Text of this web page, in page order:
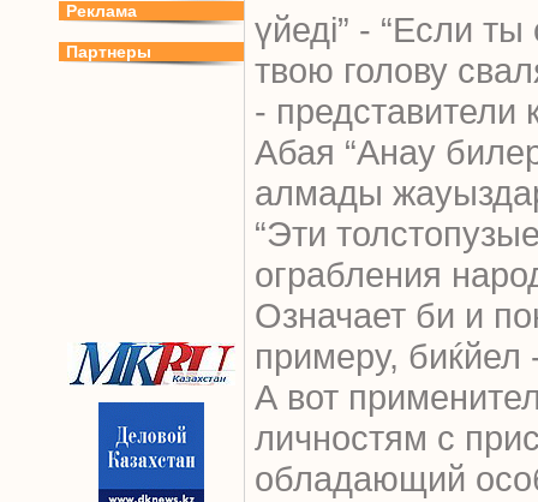
Реклама
Партнеры
үйеді” - “Если
твою голову
- представители
Абая “Анау
алмады
“Эти
ограбления
Означает би и
примеру,
А вот
личностям с
обладающий